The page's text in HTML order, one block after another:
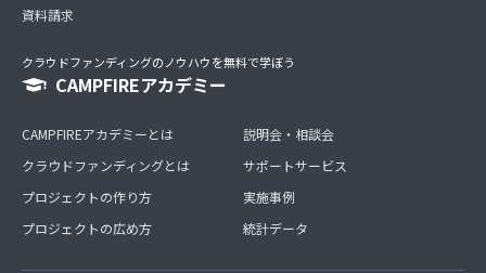
資料請求
クラウドファンディングのノウハウを無料で学ぼう
CAMPFIREアカデミー
CAMPFIREアカデミーとは
クラウドファンディングとは
プロジェクトの作り方
プロジェクトの広め方
説明会・相談会
サポートサービス
実施事例
統計データ